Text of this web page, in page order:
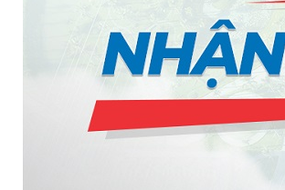
MILANO
SHAKE
SENATOR
ANTICA
CF SHAKE
CF SHINGLE
CALIBRE